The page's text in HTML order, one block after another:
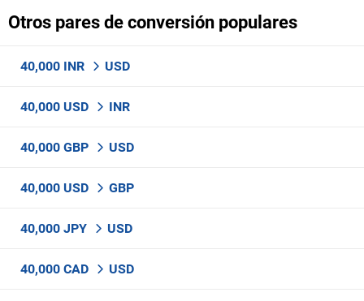
Otros pares de conversión populares
40,000 INR USD
40,000 USD INR
40,000 GBP USD
40,000 USD GBP
40,000 JPY USD
40,000 CAD USD